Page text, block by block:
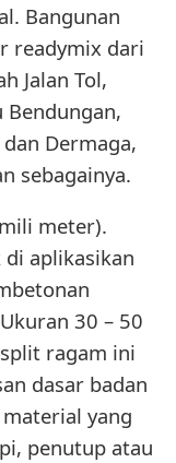
Bangunan
readymix dari
Jalan Tol,
Dermaga,
sebagainya.
meter).
aplikasikan
30 – 50
ragam ini
dasar badan
yang
penutup atau